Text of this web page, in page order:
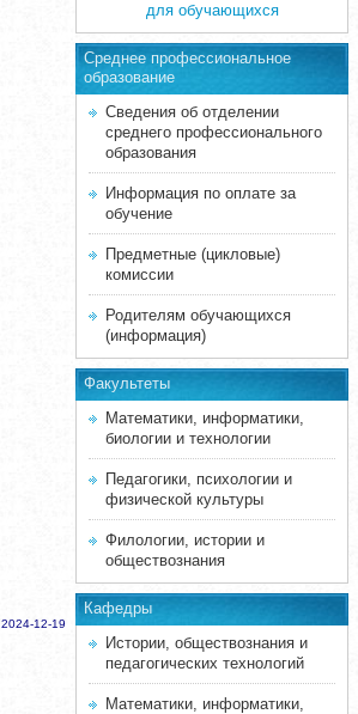
2024-12-19
для обучающихся
Среднее професcиональное
образование
Сведения об отделении
среднего профессионального
образования
Информация по оплате за
обучение
Предметные (цикловые)
комиссии
Родителям обучающихся
(информация)
Факультеты
Математики, информатики,
биологии и технологии
Педагогики, психологии и
физической культуры
Филологии, истории и
обществознания
Кафедры
Истории, обществознания и
педагогических технологий
Математики, информатики,